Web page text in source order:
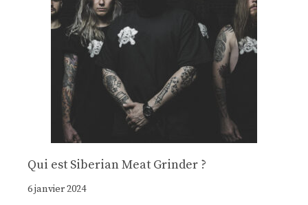
Qui est Siberian Meat Grinder ?
6 janvier 2024